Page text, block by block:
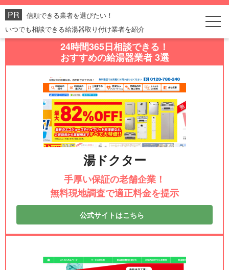
信頼できる業者を選びたい！
いつでも相談できる給湯器取り付け業者を紹介
24時間365日相談できる！
おすすめの給湯器業者 3選
湯ドクター
手厚い保証の老舗企業！
無料現地調査で適正料金を提示
公式サイトはこちら